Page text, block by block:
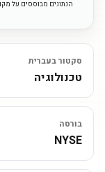
סקטור בעברית
טכנולוגיה
בורסה
NYSE